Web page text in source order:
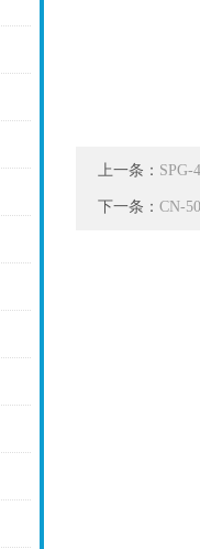
上一条： SPG-
下一条： CN-